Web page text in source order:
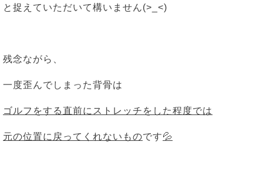
と捉えていただいて構いません(>_<)
残念ながら、
一度歪んでしまった背骨は
ゴルフをする直前にストレッチをした程度では
元の位置に戻ってくれないものです💦